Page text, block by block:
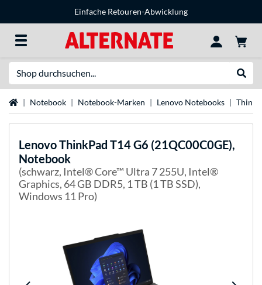
Einfache Retouren-Abwicklung
StartseiteNotebook Notebook-Marken Lenovo Notebooks
LenovoThinkPad T14 G6 (21QC00C0GE),
Notebook
(schwarz, Intel® Core™ Ultra 7 255U, Intel®
Graphics, 64 GB DDR5, 1 TB (1 TB SSD),
Windows 11 Pro)